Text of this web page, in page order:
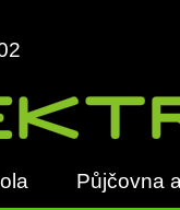
Půjčovna